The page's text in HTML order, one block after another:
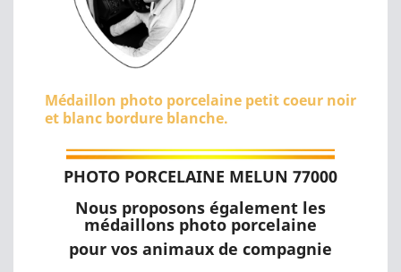
Médaillon photo porcelaine petit coeur noir
et blanc bordure blanche.
PHOTO PORCELAINE MELUN 77000
Nous proposons également les
médaillons photo porcelaine
pour vos animaux de compagnie